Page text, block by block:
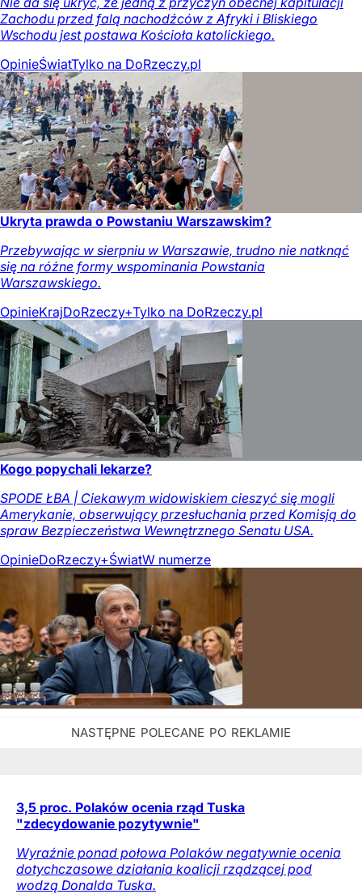
Zachodu przed falą nachodźców z Afryki i Bliskiego
Wschodu jest postawa Kościoła katolickiego.
OpinieŚwiatTylko na DoRzeczy.pl
Ukryta prawda o Powstaniu Warszawskim?
Przebywając w sierpniu w Warszawie, trudno nie natknąć
się na różne formy wspominania Powstania
Warszawskiego.
OpinieKrajDoRzeczy+Tylko na DoRzeczy.pl
Kogo popychali lekarze?
SPODE ŁBA | Ciekawym widowiskiem cieszyć się mogli
Amerykanie, obserwujący przesłuchania przed Komisją do
spraw Bezpieczeństwa Wewnętrznego Senatu USA.
OpinieDoRzeczy+ŚwiatW numerze
3,5 proc. Polaków ocenia rząd Tuska
"zdecydowanie pozytywnie"
Wyraźnie ponad połowa Polaków negatywnie ocenia
dotychczasowe działania koalicji rządzącej pod
wodzą Donalda Tuska.